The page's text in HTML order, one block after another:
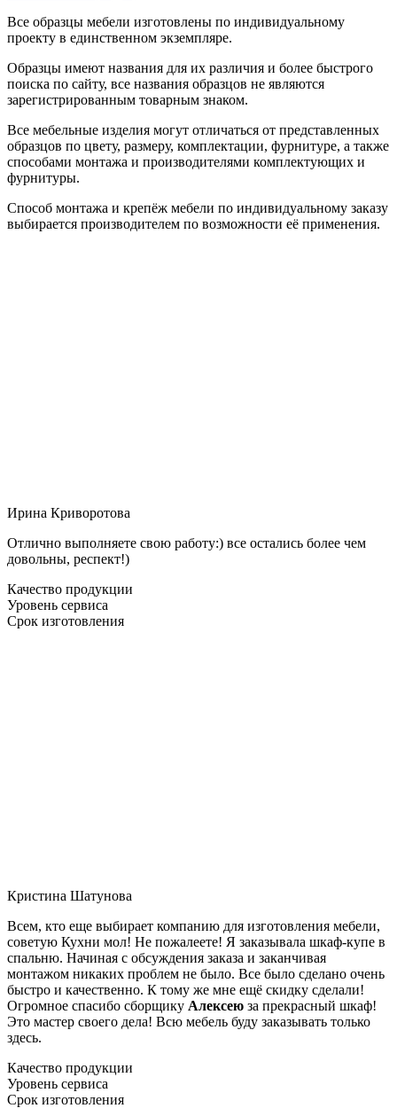
Все образцы мебели изготовлены по индивидуальному
проекту в единственном экземпляре.
Образцы имеют названия для их различия и более быстрого
поиска по сайту, все названия образцов не являются
зарегистрированным товарным знаком.
Все мебельные изделия могут отличаться от представленных
образцов по цвету, размеру, комплектации, фурнитуре, а также
способами монтажа и производителями комплектующих и
фурнитуры.
Способ монтажа и крепёж мебели по индивидуальному заказу
выбирается производителем по возможности её применения.
Ирина Криворотова
Отлично выполняете свою работу:) все остались более чем
довольны, респект!)
Качество продукции
Уровень сервиса
Срок изготовления
Кристина Шатунова
Всем, кто еще выбирает компанию для изготовления мебели,
советую Кухни мол! Не пожалеете! Я заказывала шкаф-купе в
спальню. Начиная с обсуждения заказа и заканчивая
монтажом никаких проблем не было. Все было сделано очень
быстро и качественно. К тому же мне ещё скидку сделали!
Огромное спасибо сборщику Алексею за прекрасный шкаф!
Это мастер своего дела! Всю мебель буду заказывать только
здесь.
Качество продукции
Уровень сервиса
Срок изготовления